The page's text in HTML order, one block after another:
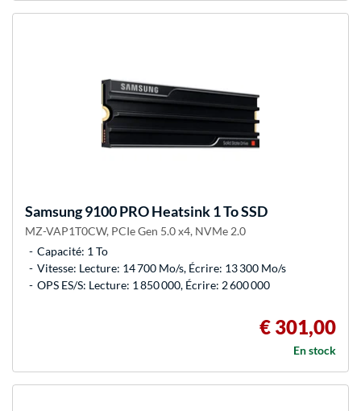
Samsung9100 PRO Heatsink 1 To SSD
MZ-VAP1T0CW, PCIe Gen 5.0 x4, NVMe 2.0
Capacité: 1 To
Vitesse: Lecture: 14 700 Mo/s, Écrire: 13 300 Mo/s
OPS ES/S: Lecture: 1 850 000, Écrire: 2 600 000
€ 301,00
En stock